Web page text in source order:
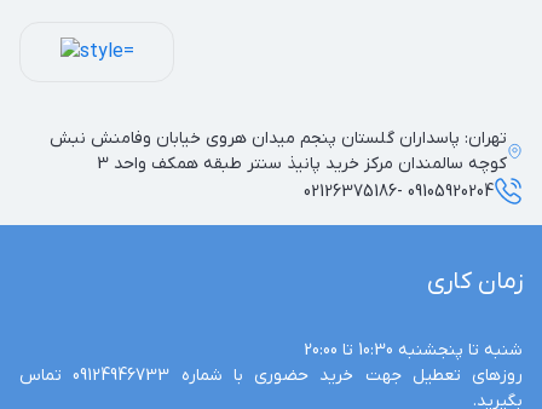
زمان کاری
بگیرید.
تهران: پاسداران گلستان پنجم میدان هروی خیابان وفامنش نبش
کوچه سالمندان مرکز خرید پانیذ سنتر طبقه همکف واحد 3
09105920204 -02126375186